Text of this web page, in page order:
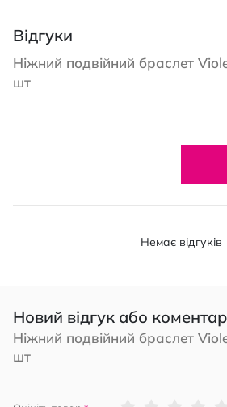
Відгуки
Ніжний подвійний браслет
шт
Немає відгуків
Новий відгук або коментар
Ніжний подвійний браслет
шт